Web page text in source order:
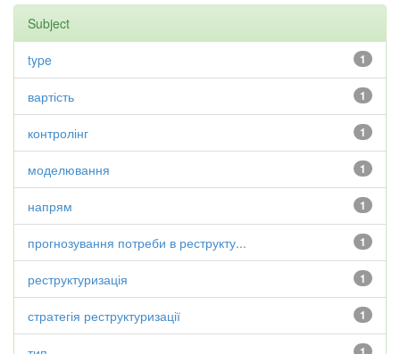
Subject
1
type
1
вартість
1
контролінг
1
моделювання
1
напрям
1
прогнозування потреби в реструкту...
1
реструктуризація
1
стратегія реструктуризації